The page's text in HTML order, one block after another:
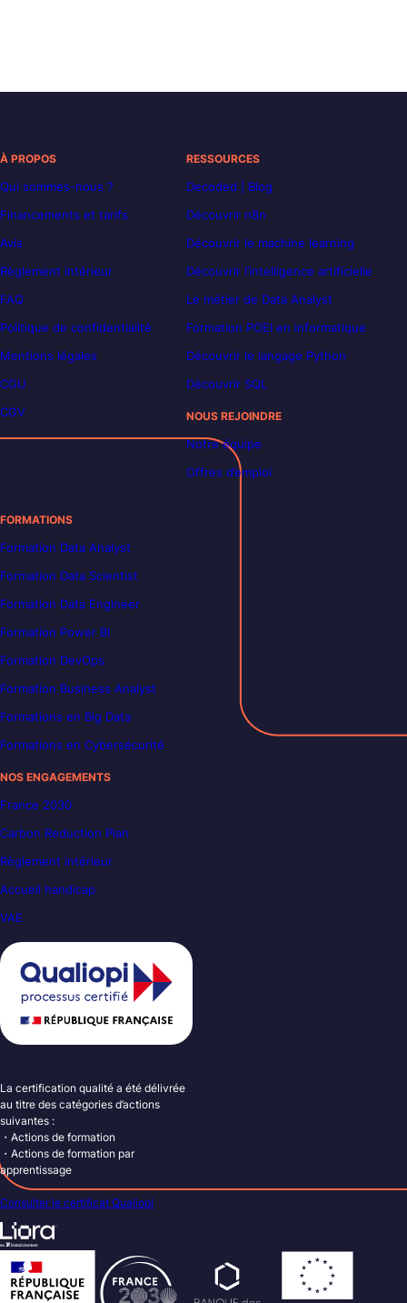
À PROPOS
Qui sommes-nous ?
Financements et tarifs
Avis
Règlement intérieur
FAQ
Politique de confidentialité
Mentions légales
CGU
CGV
RESSOURCES
Decoded | Blog
Découvrir n8n
Découvrir le machine learning
Découvrir l’intelligence artificielle
Le métier de Data Analyst
Formation POEI en informatique
Découvrir le langage Python
Découvrir SQL
NOUS REJOINDRE
Notre équipe
Offres d’emploi
FORMATIONS
Formation Data Analyst
Formation Data Scientist
Formation Data Engineer
Formation Power BI
Formation DevOps
Formation Business Analyst
Formations en Big Data
Formations en Cybersécurité
NOS ENGAGEMENTS
France 2030
Carbon Reduction Plan
Règlement intérieur
Accueil handicap
VAE
La certification qualité a été délivrée
au titre des catégories d’actions
suivantes :
・Actions de formation
・Actions de formation par
apprentissage
Consulter le certificat Qualiopi